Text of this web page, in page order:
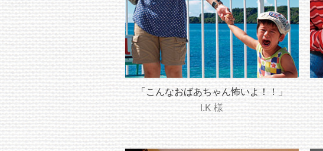
「こんなおばあちゃん怖いよ！！」
I.K 様